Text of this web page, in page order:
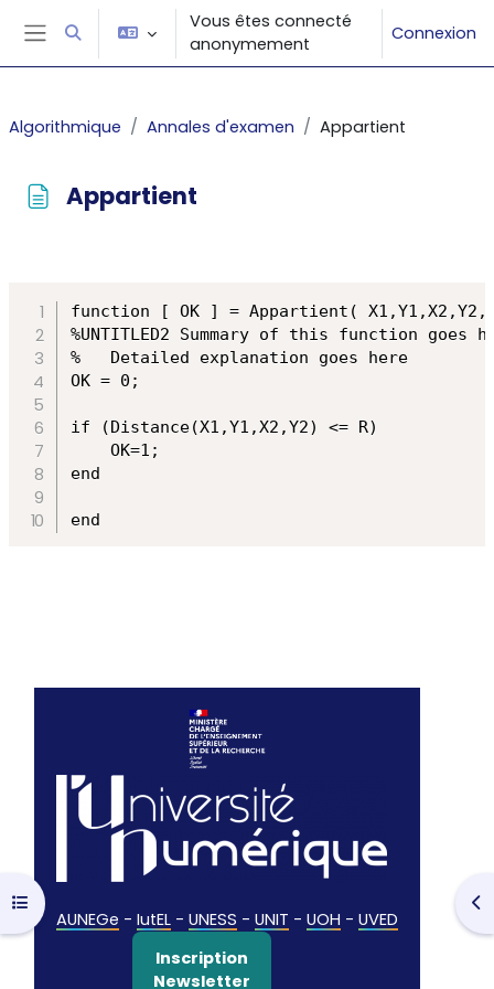
Passer au contenu principal
Panneau latéral
Activer/désactiver la saisie de recherche
Vous êtes connecté
anonymement
Connexion
Ouvrir l’index du cours
Algorithmique Annales d'examen Appartient
Appartient
function [ OK ] = Appartient(
%UNTITLED2 Summary of this function goes
%   Detailed explanation goes here
OK = 0;
if (Distance(X1,Y1,X2,Y2) <= R)
    OK=1;
end
end
AUNEGe - IutEL - UNESS - UNIT - UOH - UVED
Inscription
Newsletter